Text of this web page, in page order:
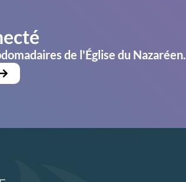
de l'Église du Nazaréen.